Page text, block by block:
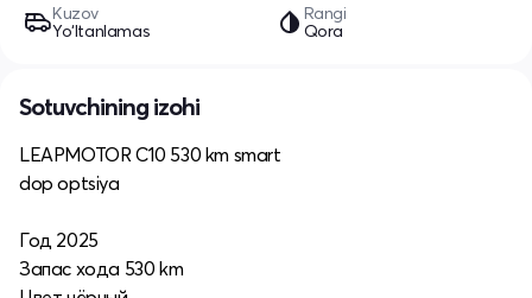
Kuzov
Yo‘ltanlamas
Rangi
Qora
Sotuvchining izohi
LEAPMOTOR C10 530 km smart
dop optsiya
Год 2025
Запас хода 530 km